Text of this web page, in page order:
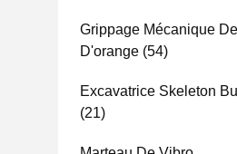
Grippage Mécanique
D'orange (54)
Excavatrice Skeleton
(21)